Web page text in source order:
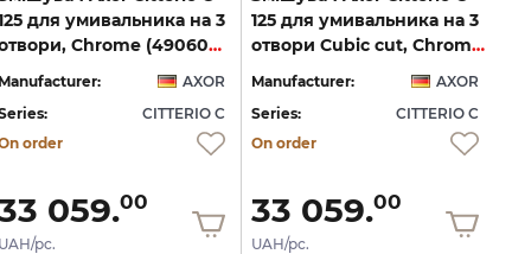
для умивальника на 3
отвори, Chrome (49060000)
Manufacturer:
AXOR
CITTERIO C
order
059.00
UAH/pc.
125 для умивальника на 3
отвори Cubic cut, Chrome (49061000)
Manufacturer:
AXOR
Series:
CITTERIO C
On order
33 059.00
UAH/pc.